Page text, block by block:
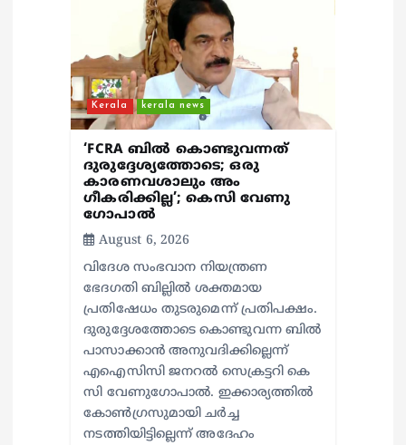
Kerala kerala news
‘FCRA ബിൽ കൊണ്ടുവന്നത്
ദുരുദ്ദേശ്യത്തോടെ; ഒരു
കാരണവശാലും അം​
ഗീകരിക്കില്ല’; കെസി വേണു​
ഗോപാൽ
August 6, 2026
വിദേശ സംഭവാന നിയന്ത്രണ
ഭേദഗതി ബില്ലിൽ ശക്തമായ
പ്രതിഷേധം തുടരുമെന്ന് പ്രതിപക്ഷം.
ദുരുദ്ദേശത്തോടെ കൊണ്ടുവന്ന ബിൽ
പാസാക്കാൻ അനുവദിക്കില്ലെന്ന്
എഐസിസി ജനറൽ സെക്രട്ടറി കെ
സി വേണുഗോപാൽ. ഇക്കാര്യത്തിൽ
കോൺഗ്രസുമായി ചർച്ച
നടത്തിയിട്ടില്ലെന്ന് അദേഹം